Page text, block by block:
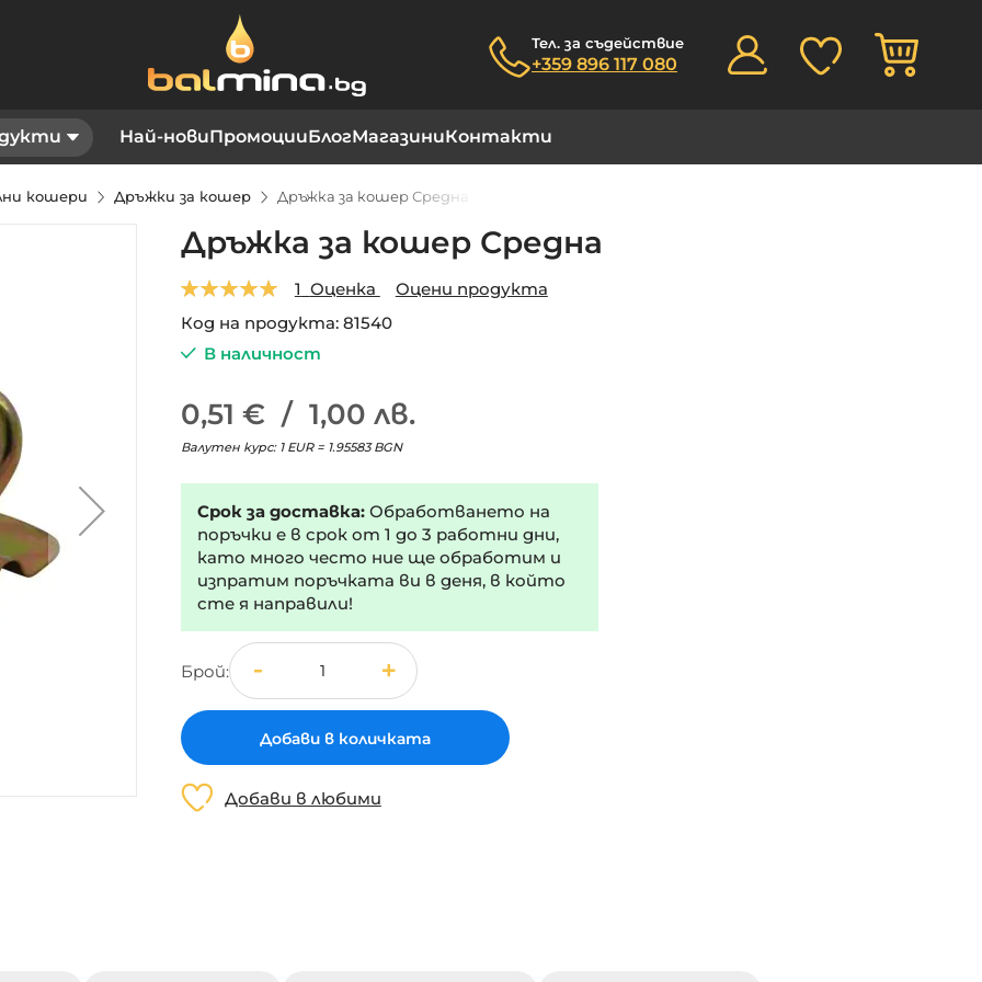
Тел. за съдействие
+359 896 117 080
Най-новиПромоцииБлогМагазиниКонтакти
кошери Дръжки за кошер Дръжка за кошер Средна
Дръжка за кошер Средна
Оценка:
1 Оценка
Оцени продукта
Код на продукта 81540
В наличност
0,51 € / 1,00 лв.
Валутен курс: 1 EUR = 1.95583 BGN
Срок за доставка:Обработването на
поръчки е в срок от 1 до 3 работни дни,
като много често ние ще обработим и
изпратим поръчката ви в деня, в който
сте я направили!
Брой
Добави в количката
Добави в любими